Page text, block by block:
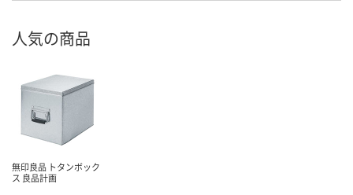
人気の商品
無印良品 トタンボック
ス 良品計画